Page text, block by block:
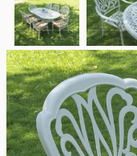
prev
next